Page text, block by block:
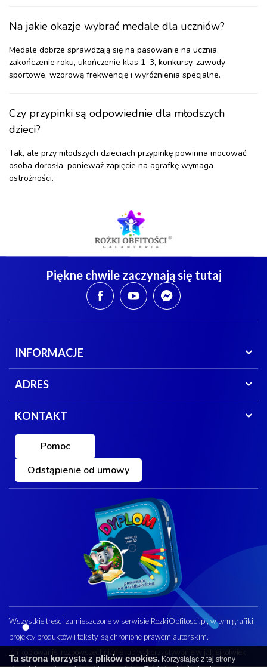
Na jakie okazje wybrać medale dla uczniów?
Medale dobrze sprawdzają się na pasowanie na ucznia,
zakończenie roku, ukończenie klas 1–3, konkursy, zawody
sportowe, wzorową frekwencję i wyróżnienia specjalne.
Czy przypinki są odpowiednie dla młodszych
dzieci?
Tak, ale przy młodszych dzieciach przypinkę powinna mocować
osoba dorosła, ponieważ zapięcie na agrafkę wymaga
ostrożności.
Piękne chwile zaczynają się tutaj
INFORMACJE
ADRES
KONTAKT
Pomoc
Odstąpienie od umowy
Wszystkie treści zamieszczone w serwisie RozkiObfitosci.pl, w tym grafiki,
projekty produktów i teksty, są chronione prawem autorskim.
Ich kopiowanie, rozpowszechnianie lub wykorzystywanie w jakiejkolwiek
Ta strona korzysta z plików cookies. Korzystając z tej strony